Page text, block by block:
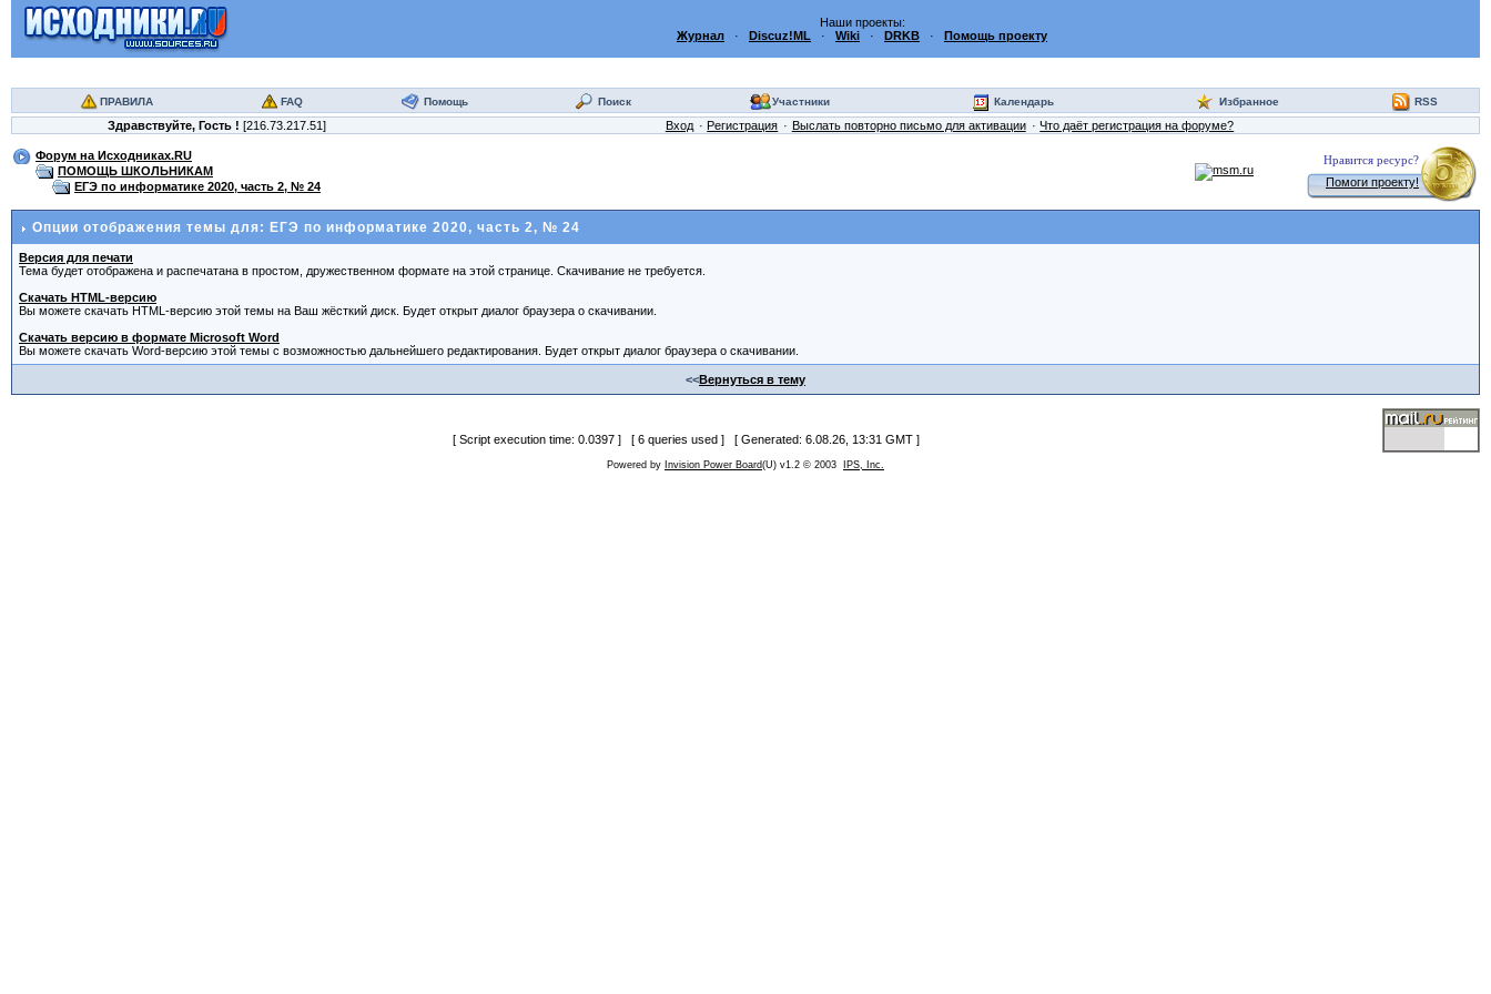
Наши проекты:
Журнал · Discuz!ML · Wiki · DRKB · Помощь проекту
ПРАВИЛА FAQ Помощь Поиск Участники Календарь Избранное RSS
Здравствуйте, Гость! [216.73.217.51] Вход Регистрация Выслать повторно письмо для активации Что даёт регистрация на форуме?
Форум на Исходниках.RU
ПОМОЩЬ ШКОЛЬНИКАМ
ЕГЭ по информатике 2020, часть 2, № 24
Нравится ресурс?
Помоги проекту!
Опции отображения темы для: ЕГЭ по информатике 2020, часть 2, № 24
Версия для печати
Тема будет отображена и распечатана в простом, дружественном формате на этой странице. Скачивание не требуется.
Скачать HTML-версию
Вы можете скачать HTML-версию этой темы на Ваш жёсткий диск. Будет открыт диалог браузера о скачивании.
Скачать версию в формате Microsoft Word
Вы можете скачать Word-версию этой темы с возможностью дальнейшего редактирования. Будет открыт диалог браузера о скачивании.
<<Вернуться в тему
[ Script execution time: 0.0397 ] [ 6 queries used ] [ Generated: 6.08.26, 13:31 GMT ]
Powered by Invision Power Board(U) v1.2 © 2003 IPS, Inc.